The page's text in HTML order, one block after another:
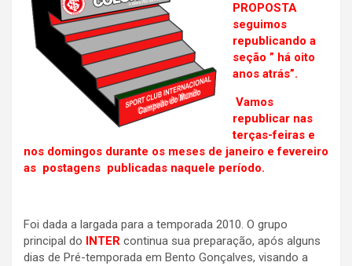
PROPOSTA
seguimos
republicando a
seção ” há oito
anos atrás”.
Vamos
republicar nas
terças-feiras e
nos domingos durante os meses de janeiro e fevereiro
as postagens publicadas naquele período.
Foi dada a largada para a temporada 2010. O grupo
principal do INTER continua sua preparação, após alguns
dias de Pré-temporada em Bento Gonçalves, visando a